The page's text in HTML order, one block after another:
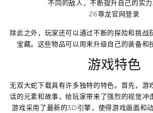
不同的敌人，不断提升自己的实力
Z6尊龙官网登录
除此之外，玩家还可以通过不断的探险和挑战
宝藏。这些物品可以用来升级自己的装备和
游戏特色
无双大蛇下载具有许多独特的特色。首先，游
话的元素和故事，给玩家带来了强烈的视觉冲
游戏采用了最新的3D引擎，使得游戏画面和